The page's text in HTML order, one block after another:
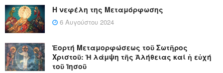
Η νεφέλη της Μεταμόρφωσης
6 Αυγούστου 2024
Ἑορτή Μεταμορφώσεως τοῦ Σωτῆρος
Χριστοῦ: Ἡ λάμψη τῆς Ἀλήθειας καί ἡ εὐχή
τοῦ Ἰησοῦ